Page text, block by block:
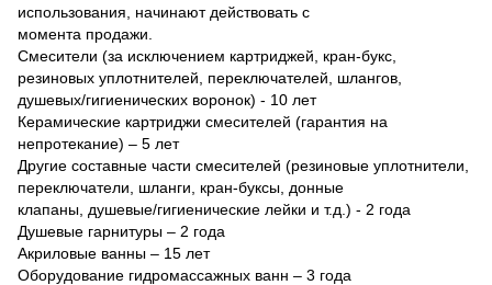
использования, начинают действовать с
момента продажи.
Смесители (за исключением картриджей, кран-букс,
резиновых уплотнителей, переключателей, шлангов,
душевых/гигиенических воронок) - 10 лет
Керамические картриджи смесителей (гарантия на
непротекание) – 5 лет
Другие составные части смесителей (резиновые уплотнители,
переключатели, шланги, кран-буксы, донные
клапаны, душевые/гигиенические лейки и т.д.) - 2 года
Душевые гарнитуры – 2 года
Акриловые ванны – 15 лет
Оборудование гидромассажных ванн – 3 года